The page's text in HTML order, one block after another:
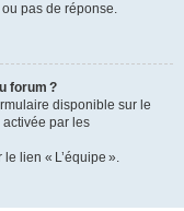
pas de réponse.
forum ?
disponible sur le
activée par les
lien « L’équipe ».